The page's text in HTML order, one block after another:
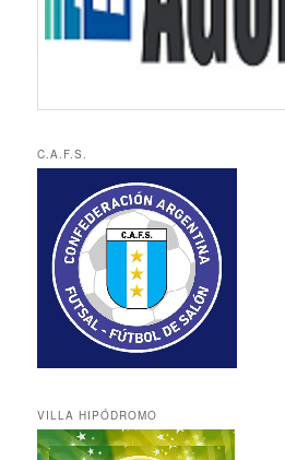
C.A.F.S.
VILLA HIPÓDROMO